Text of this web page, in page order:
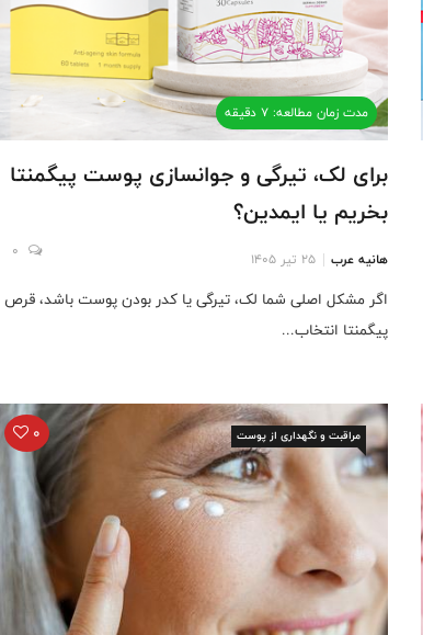
مدت زمان مطالعه: 7 دقیقه
برای لک، تیرگی و جوانسازی پوست پیگمنتا
بخریم یا ایمدین؟
هانیه عرب 25 تیر 1405 0
اگر مشکل اصلی شما لک، تیرگی یا کدر بودن پوست باشد، قرص
پیگمنتا انتخاب...
0 مراقبت و نگهداری از پوست